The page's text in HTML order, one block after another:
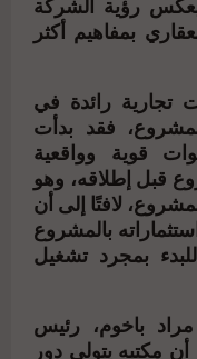
رؤية الشركة
بمفاهيم أكثر
مع 4 علامات تجارية رائدة في
فقد بدأت
قوية وواقعية
قبل إطلاقه، وهو
لافتًا إلى أن
بالمشروع
بمجرد تشغيل
باخوم، رئيس